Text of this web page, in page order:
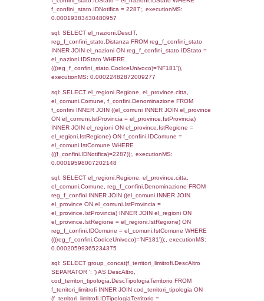
a2_ruolipersonale a2rp INNER JOIN
a2rp.IDPersonale = a2p.IDPersonale
(((a2p.IDNotifica)=2287) AND
executionMS: 0.00019216537475586
sql: SELECT a2p.Cognome, a2p.Nome
a2rp.IDPersonale = a2p.IDPersonale
(((a2p.IDNotifica)=2287) AND
executionMS: 0.00023412704467773
sql: SELECT Cognome, Nome FROM
reg_a2_ruolipersonale INNER JOIN
reg_a2_ruolipersonale.IDPersonale =
reg_a2_personale.IDPersonale WHERE
executionMS: 0.00027298927307129
sql: SELECT cod_ipa_aoo.des_amm,
d1_controlli.UntAmmTerr,
d1_controlli.Regione, d1_controlli.Provincia,
d1_controlli.Comune, d1_controlli.Via,